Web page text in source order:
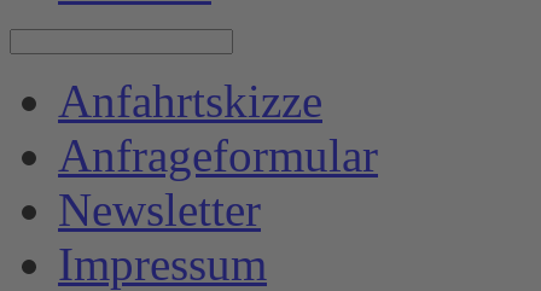
Anfahrtskizze
Anfrageformular
Newsletter
Impressum